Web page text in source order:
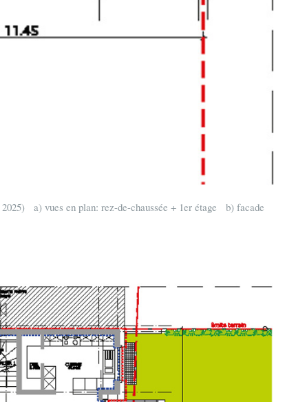
a) vues en plan: rez-de-chaussée + 1er étage b) facade